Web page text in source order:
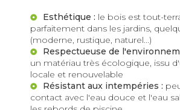
Esthétique : le bois est tout-
parfaitement dans les jardins,
(moderne, rustique, naturel...)
Respectueuse de
un matériau très écologique, issu
locale et renouvelable
Résistant aux intempéries :
contact avec l'eau douce et l'eau